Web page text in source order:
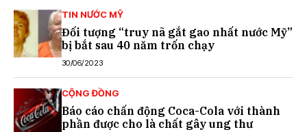
TIN NƯỚC MỸ
Đối tượng “truy nã gắt gao nhất nước Mỹ”
bị bắt sau 40 năm trốn chạy
30/06/2023
CỘNG ĐỒNG
Báo cáo chấn động Coca-Cola với thành
phần được cho là chất gây ung thư